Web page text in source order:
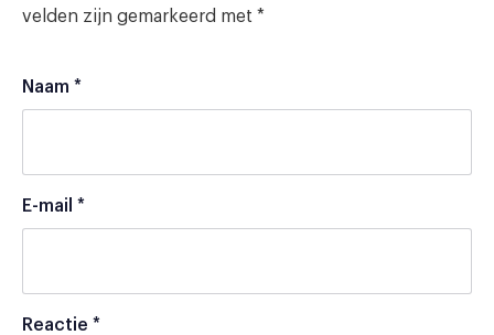
velden zijn gemarkeerd met *
Naam *
E-mail *
Reactie *